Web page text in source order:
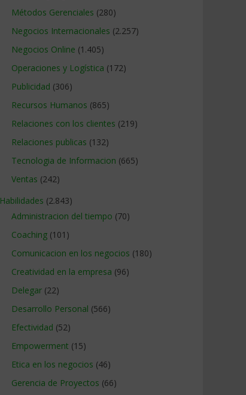
Métodos Gerenciales (280)
Negocios Internacionales (2.257)
Negocios Online (1.405)
Operaciones y Logística (172)
Publicidad (306)
Recursos Humanos (865)
Relaciones con los clientes (219)
Relaciones publicas (132)
Tecnologia de Informacion (665)
Ventas (242)
Habilidades (2.843)
Administracion del tiempo (70)
Coaching (101)
Comunicacion en los negocios (180)
Creatividad en la empresa (96)
Delegar (22)
Desarrollo Personal (566)
Efectividad (52)
Empowerment (15)
Etica en los negocios (46)
Gerencia de Proyectos (66)